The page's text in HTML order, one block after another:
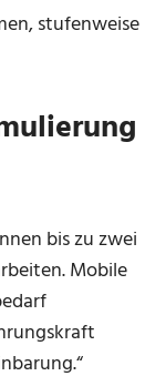
stufenweise
bis zu zwei
Mobile